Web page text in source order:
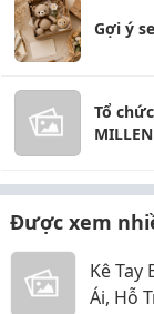
Gợi ý
Tổ
Được xem
Kê Tay
Ái, Hỗ